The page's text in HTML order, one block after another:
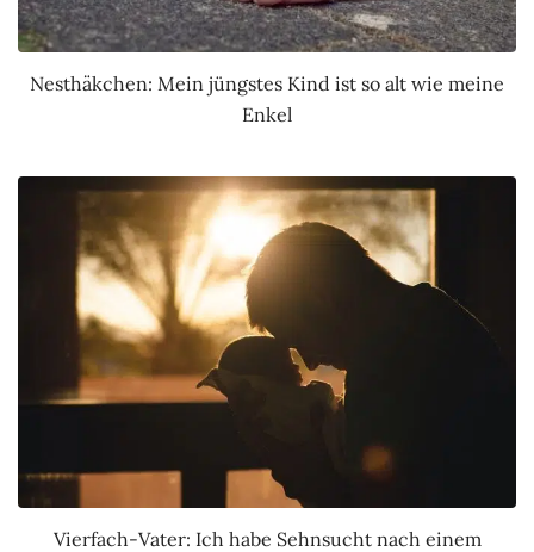
Nesthäkchen: Mein jüngstes Kind ist so alt wie meine
Enkel
Vierfach-Vater: Ich habe Sehnsucht nach einem